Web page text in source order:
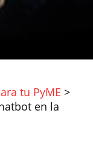
tu PyME >
en la